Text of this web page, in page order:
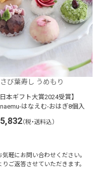
び葉寿し うめもり
日本ギフト大賞2024受賞】
はなえむ-おはぎ8個入
（税・送料込）
軽にお問い合わせください。
ご返答させていただきます。